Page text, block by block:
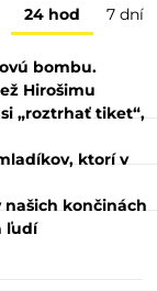
24 hod 7 dní
bombu.
Hirošimu
„roztrhať tiket“,
ktorí v
končinách
ľudí